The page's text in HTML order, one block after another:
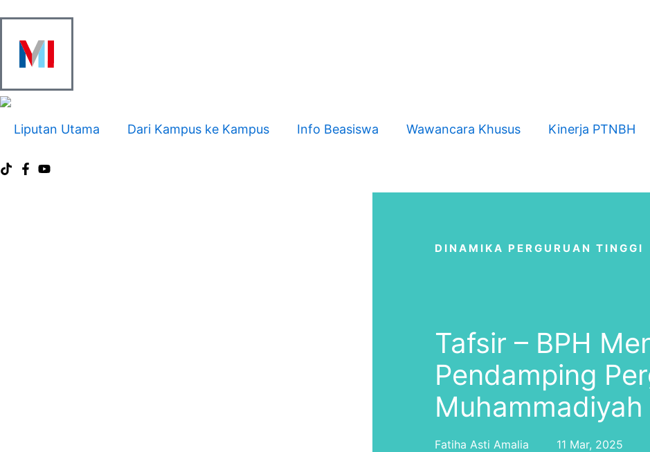
content
Liputan Utama Dari Kampus ke Kampus Info Beasiswa Wawancara Khusus Kinerja PTNBH
DINAMIKA PERGURUAN TINGGI
Tafsir – BPH
Pendamping
Muhammadiyah
Fatiha Asti Amalia 11 Mar, 2025